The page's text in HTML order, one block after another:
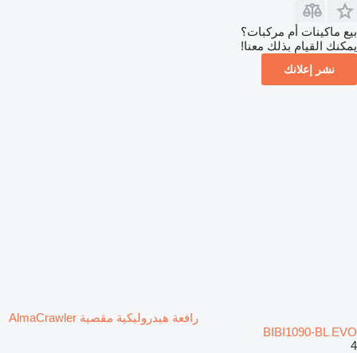
بيع ماكينات أم مركبات؟
يمكنك القيام بذلك معنا!
نشر إعلانك
رافعة هيدروليكية مقصية AlmaCrawler
BIBI1090-BL EVO
4